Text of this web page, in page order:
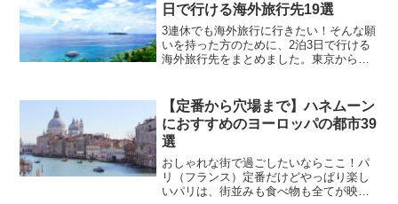
日で行ける海外旅行先19選
3連休でも海外旅行に行きたい！そんな願
いを持った方のために、2泊3日で行ける
海外旅行先をまとめました。東京からの
みてくださいね！東アジアソウル（韓
国）まずは定番のソウル...
【定番から穴場まで】ハネムーン
におすすめのヨーロッパの都市39
選
おしゃれな街で過ごしたいならここ！パ
リ（フランス）定番だけどやっぱり楽し
いパリは、街並みも食べ物も全てが映画